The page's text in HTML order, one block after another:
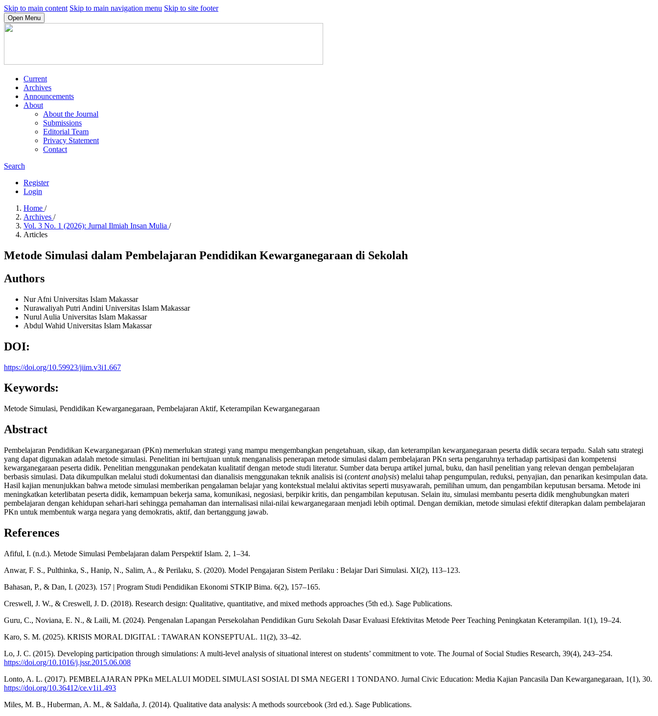
Skip to main content Skip to main navigation menu Skip to site footer
Open Menu
Current
Archives
Announcements
About
About the Journal
Submissions
Editorial Team
Privacy Statement
Contact
Search
Register
Login
Home /
Archives /
Vol. 3 No. 1 (2026): Jurnal Ilmiah Insan Mulia /
Articles
Metode Simulasi dalam Pembelajaran Pendidikan Kewarganegaraan di Sekolah
Authors
Nur Afni Universitas Islam Makassar
Nurawaliyah Putri Andini Universitas Islam Makassar
Nurul Aulia Universitas Islam Makassar
Abdul Wahid Universitas Islam Makassar
DOI:
https://doi.org/10.59923/jiim.v3i1.667
Keywords:
Metode Simulasi, Pendidikan Kewarganegaraan, Pembelajaran Aktif, Keterampilan Kewarganegaraan
Abstract
Pembelajaran Pendidikan Kewarganegaraan (PKn) memerlukan strategi yang mampu mengembangkan pengetahuan, sikap, dan keterampilan kewarganegaraan peserta didik secara terpadu. Salah satu strategi
yang dapat digunakan adalah metode simulasi. Penelitian ini bertujuan untuk menganalisis penerapan metode simulasi dalam pembelajaran PKn serta pengaruhnya terhadap partisipasi dan kompetensi
kewarganegaraan peserta didik. Penelitian menggunakan pendekatan kualitatif dengan metode studi literatur. Sumber data berupa artikel jurnal, buku, dan hasil penelitian yang relevan dengan pembelajaran
berbasis simulasi. Data dikumpulkan melalui studi dokumentasi dan dianalisis menggunakan teknik analisis isi (content analysis) melalui tahap pengumpulan, reduksi, penyajian, dan penarikan kesimpulan data.
Hasil kajian menunjukkan bahwa metode simulasi memberikan pengalaman belajar yang kontekstual melalui aktivitas seperti musyawarah, pemilihan umum, dan pengambilan keputusan bersama. Metode ini
meningkatkan keterlibatan peserta didik, kemampuan bekerja sama, komunikasi, negosiasi, berpikir kritis, dan pengambilan keputusan. Selain itu, simulasi membantu peserta didik menghubungkan materi
pembelajaran dengan kehidupan sehari-hari sehingga pemahaman dan internalisasi nilai-nilai kewarganegaraan menjadi lebih optimal. Dengan demikian, metode simulasi efektif diterapkan dalam pembelajaran
PKn untuk membentuk warga negara yang demokratis, aktif, dan bertanggung jawab.
References
Afiful, I. (n.d.). Metode Simulasi Pembelajaran dalam Perspektif Islam. 2, 1–34.
Anwar, F. S., Pulthinka, S., Hanip, N., Salim, A., & Perilaku, S. (2020). Model Pengajaran Sistem Perilaku : Belajar Dari Simulasi. XI(2), 113–123.
Bahasan, P., & Dan, I. (2023). 157 | Program Studi Pendidikan Ekonomi STKIP Bima. 6(2), 157–165.
Creswell, J. W., & Creswell, J. D. (2018). Research design: Qualitative, quantitative, and mixed methods approaches (5th ed.). Sage Publications.
Guru, C., Noviana, E. N., & Laili, M. (2024). Pengenalan Lapangan Persekolahan Pendidikan Guru Sekolah Dasar Evaluasi Efektivitas Metode Peer Teaching Peningkatan Keterampilan. 1(1), 19–24.
Karo, S. M. (2025). KRISIS MORAL DIGITAL : TAWARAN KONSEPTUAL. 11(2), 33–42.
Lo, J. C. (2015). Developing participation through simulations: A multi-level analysis of situational interest on students’ commitment to vote. The Journal of Social Studies Research, 39(4), 243–254.
https://doi.org/10.1016/j.jssr.2015.06.008
Lonto, A. L. (2017). PEMBELAJARAN PPKn MELALUI MODEL SIMULASI SOSIAL DI SMA NEGERI 1 TONDANO. Jurnal Civic Education: Media Kajian Pancasila Dan Kewarganegaraan, 1(1), 30.
https://doi.org/10.36412/ce.v1i1.493
Miles, M. B., Huberman, A. M., & Saldaña, J. (2014). Qualitative data analysis: A methods sourcebook (3rd ed.). Sage Publications.